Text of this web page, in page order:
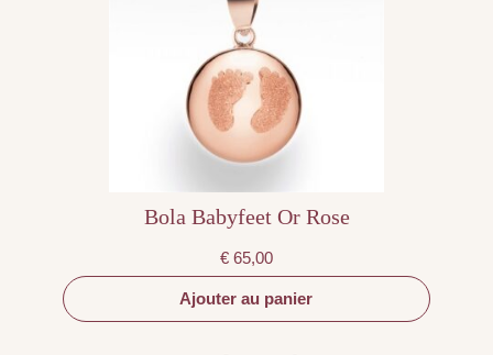
Bola Babyfeet Or Rose
€ 65,00
Ajouter au panier